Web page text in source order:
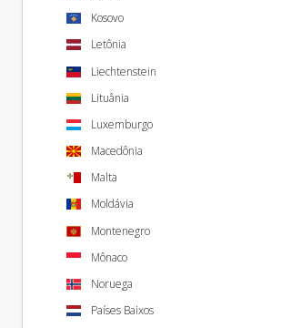
Kosovo
Letônia
Liechtenstein
Lituânia
Luxemburgo
Macedônia
Malta
Moldávia
Montenegro
Mônaco
Noruega
Países Baixos